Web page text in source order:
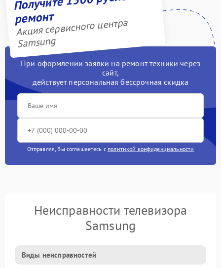
ремонт
Акция сервисного центра
Samsung
При оформлении заявки на ремонт техники через
сайт,
действует персональная бессрочная скидка
Отправляя, Вы соглашаетесь с политикой конфиденциальности
Неисправности телевизора
Samsung
Виды неисправностей